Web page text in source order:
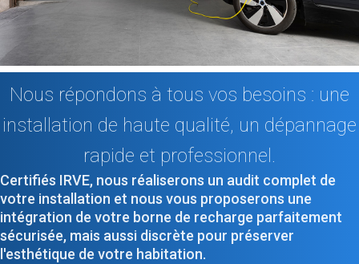
Nous répondons à tous vos besoins : une
installation de haute qualité, un dépannage
rapide et professionnel.
Certifiés IRVE, nous réaliserons un audit complet de
votre installation et nous vous proposerons une
intégration de votre borne de recharge parfaitement
sécurisée, mais aussi discrète pour préserver
l'esthétique de votre habitation.